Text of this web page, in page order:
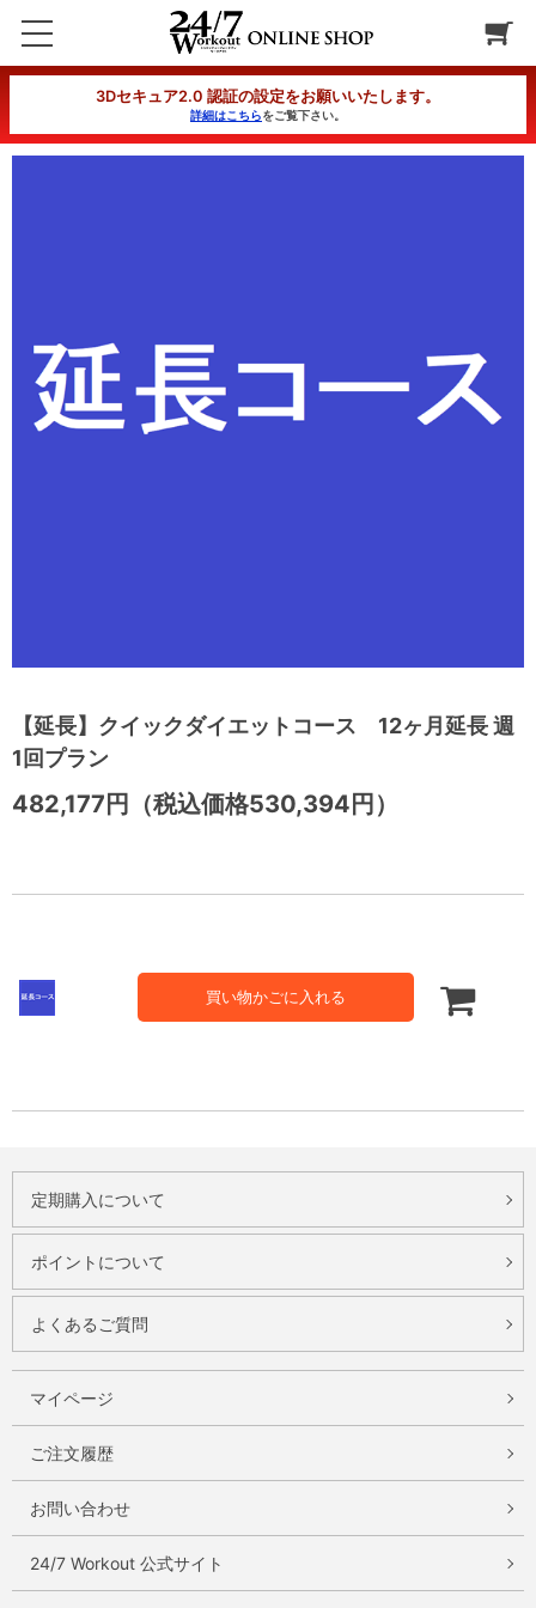
【延長】クイックダイエットコース 12ヶ月延長 週1回プラン
3Dセキュア2.0 認証の設定をお願いいたします。
詳細はこちらをご覧下さい。
【延長】クイックダイエットコース 12ヶ月延長 週
1回プラン
482,177円（税込価格530,394円）
買い物かごに入れる
定期購入について
ポイントについて
よくあるご質問
マイページ
ご注文履歴
お問い合わせ
24/7 Workout 公式サイト